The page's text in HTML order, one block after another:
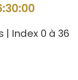
| Index 0 à 36